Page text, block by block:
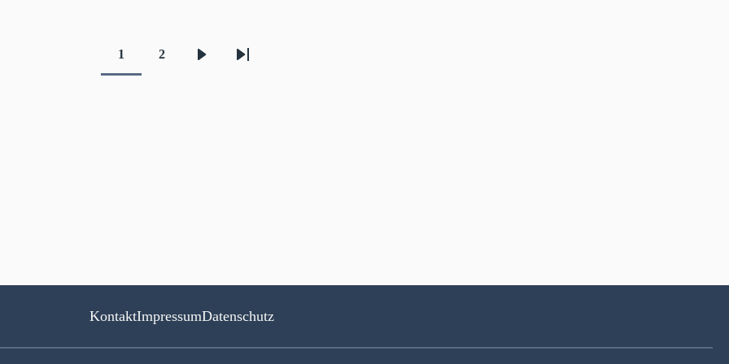
1 2
Nächste Letzte
KontaktImpressumDatenschutz